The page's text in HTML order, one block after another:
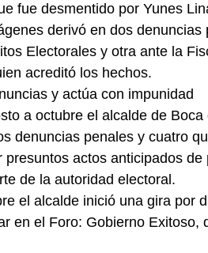
fue desmentido por Yunes
derivó en dos
Electorales y otra ante la
acreditó los hechos.
y actúa con impunidad
a octubre el alcalde de
denuncias penales y cuatro
presuntos actos anticipados
de la autoridad electoral.
el alcalde inició una gira por
en el Foro: Gobierno Exitoso,